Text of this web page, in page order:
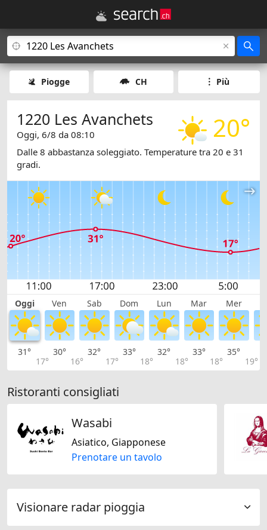
Piogge CH Più
20°
1220 Les Avanchets
Oggi, 6/8 da 08:10
Dalle 8 abbastanza soleggiato. Temperature tra 20 e 31
gradi.
Oggi Ven Sab Dom Lun Mar Mer
31°
17°
30°
16°
32°
17°
33°
18°
32°
18°
33°
18°
35°
19°
Ristoranti consigliati
Wasabi
Asiatico, Giapponese
Prenotare un tavolo
Visionare radar pioggia